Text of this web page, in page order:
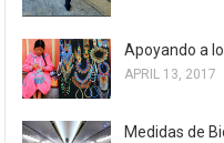
Apoyando a
APRIL 13, 2017
Medidas de